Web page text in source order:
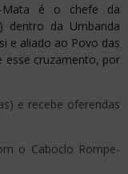
Mata é o chefe da
dentro da Umbanda
e aliado ao Povo das
esse cruzamento, por
e recebe oferendas
o Caboclo Rompe-